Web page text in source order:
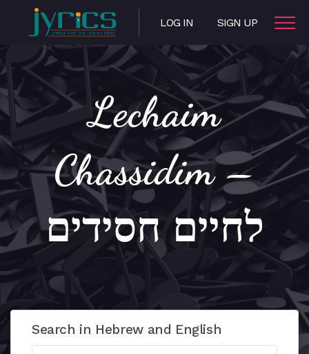
LOG IN SIGN UP
Lechaim
Chassidim –
לחיים חסידים
Search in Hebrew and English